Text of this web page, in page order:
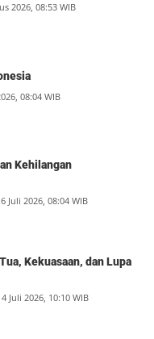
2026, 08:53 WIB
08:04 WIB
Kehilangan
Juli 2026, 08:04 WIB
Kekuasaan, dan Lupa
Juli 2026, 10:10 WIB